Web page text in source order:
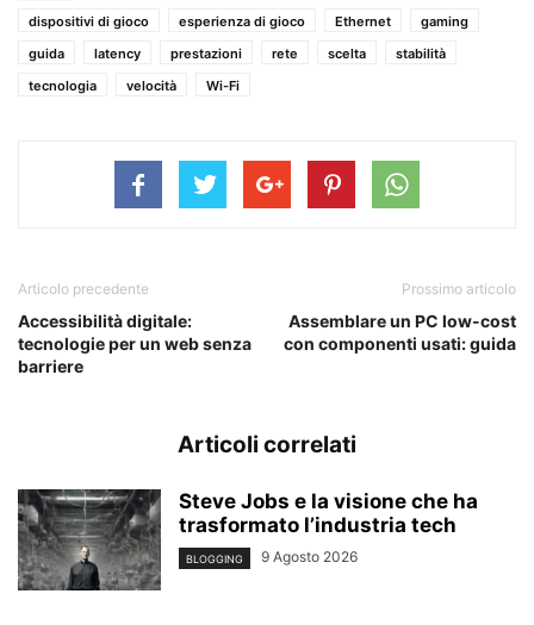
dispositivi di gioco
esperienza di gioco Ethernet
gaming
guida
latency prestazioni rete scelta
stabilità
tecnologia
velocità Wi-Fi
Articolo precedente
Accessibilità digitale:
tecnologie per un web senza
barriere
Prossimo articolo
Assemblare un PC low-cost
con componenti usati: guida
Articoli correlati
Steve Jobs e la visione che ha
trasformato l’industria tech
BLOGGING 9 Agosto 2026